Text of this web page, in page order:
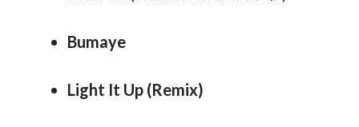
Bumaye
Light It Up (Remix)